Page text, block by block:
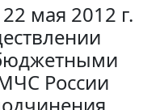
мая 2012 г.
России